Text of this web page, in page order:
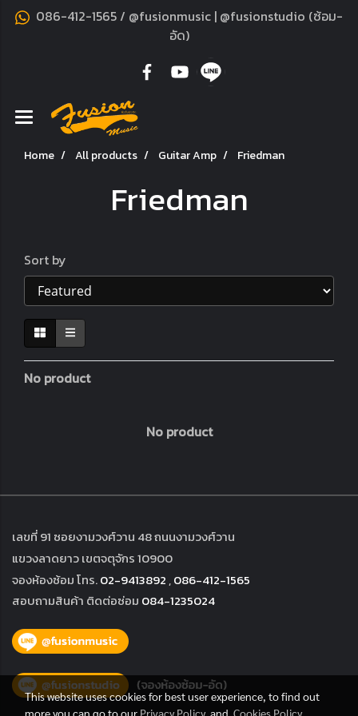
086-412-1565 / @fusionmusic | @fusionstudio (ซ้อม-
อัด)
Home All products Guitar Amp Friedman
Friedman
Sort by
No product
No product
เลขที่ 91 ซอยงามวงศ์วาน 48 ถนนงามวงศ์วาน
แขวงลาดยาว เขตจตุจักร 10900
จองห้องซ้อม โทร.02-9413892 ,086-412-1565
สอบถามสินค้า ติดต่อซ่อม 084-1235024
This website uses cookies for best user experience, to find out
more you can go to our Privacy Policyand Cookies Policy